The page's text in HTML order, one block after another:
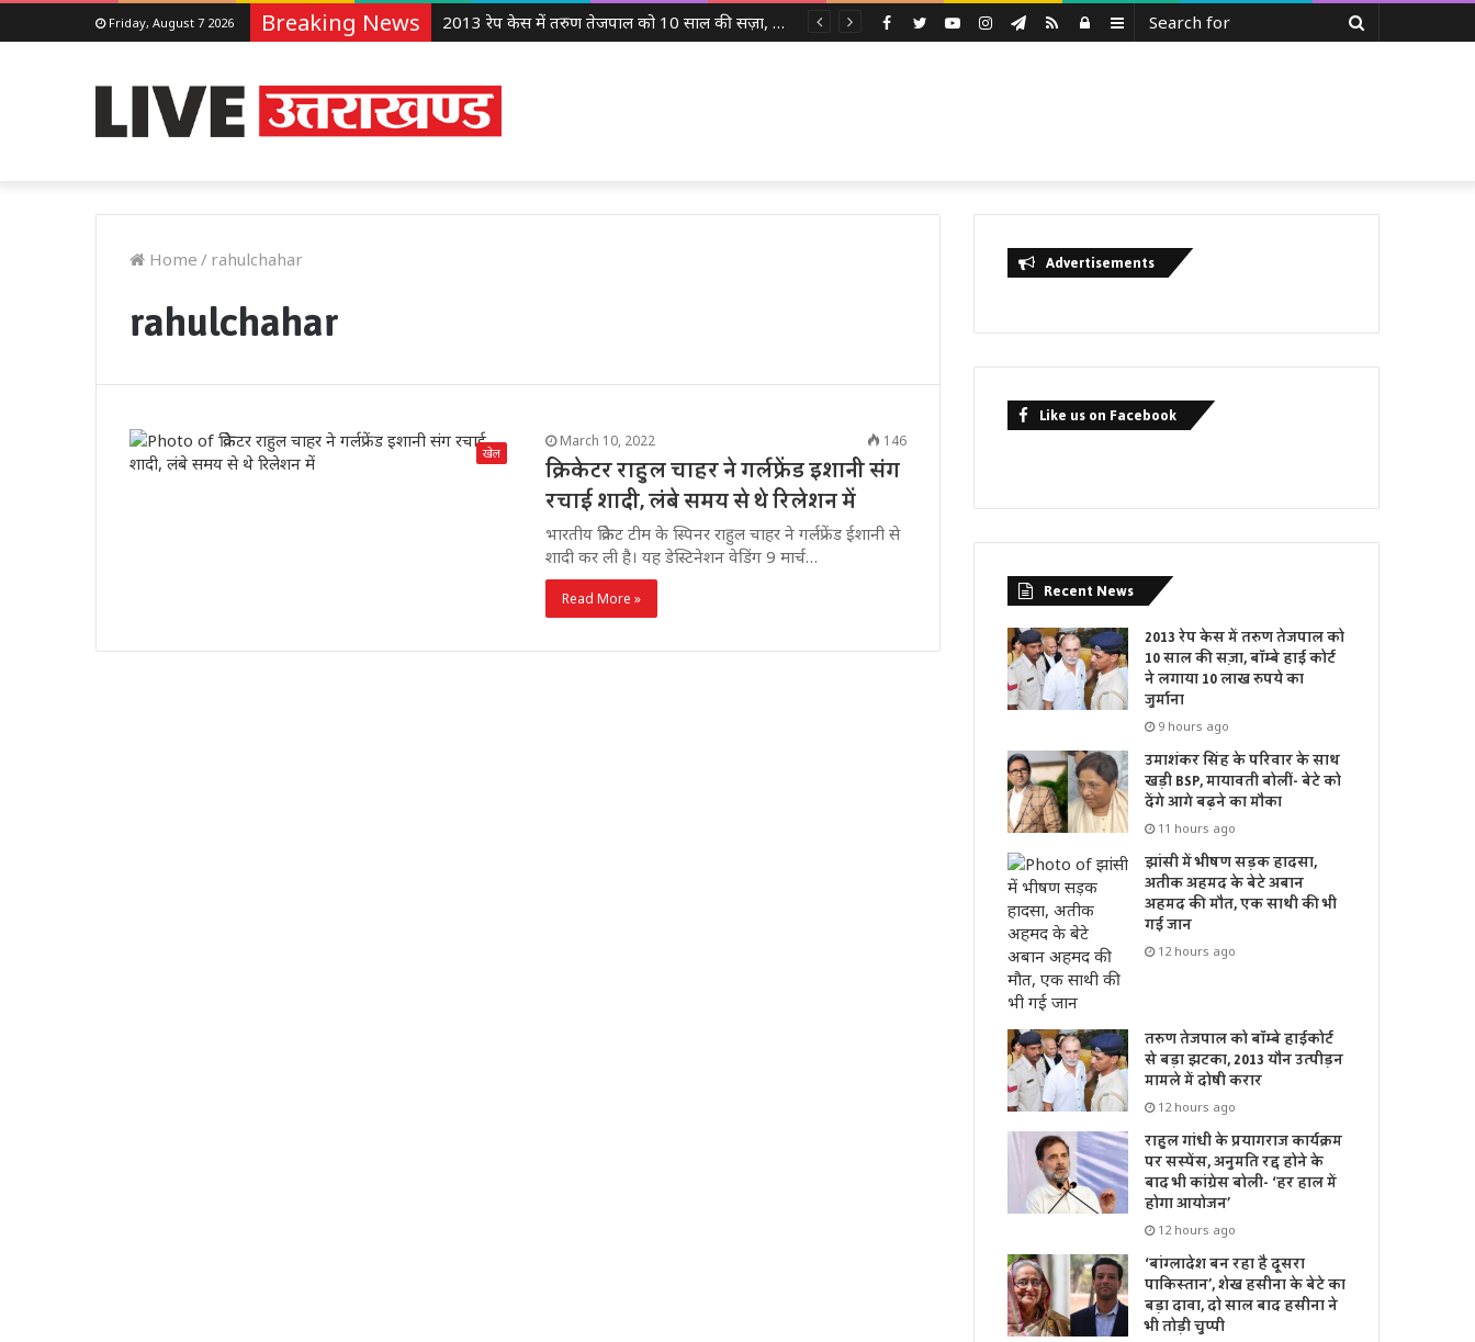
Friday, August 7 2026 Breaking News 2013 रेप केस में तरुण तेजपाल को 10 साल की सज़ा, बॉम्बे हाई कोर्ट ने लगाया 10 लाख रुपये का जुर्माना Sidebar
Log
RSS
Telegram
Instagram
YouTube
Twitter
Facebook
Home / rahulchahar
rahulchahar
खेल
March 10, 2022 146
क्रिकेटर राहुल चाहर ने गर्लफ्रेंड इशानी संग
रचाई शादी, लंबे समय से थे रिलेशन में
भारतीय क्रिकेट टीम के स्पिनर राहुल चाहर ने गर्लफ्रेंड ईशानी से
शादी कर ली है। यह डेस्टिनेशन वेडिंग 9 मार्च…
Read More »
Advertisements
Like us on Facebook
Recent News
2013 रेप केस में तरुण तेजपाल को
10 साल की सज़ा, बॉम्बे हाई कोर्ट
ने लगाया 10 लाख रुपये का
जुर्माना
9 hours ago
उमाशंकर सिंह के परिवार के साथ
खड़ी BSP, मायावती बोलीं- बेटे को
देंगे आगे बढ़ने का मौका
11 hours ago
झांसी में भीषण सड़क हादसा,
अतीक अहमद के बेटे अबान
अहमद की मौत, एक साथी की भी
गई जान
12 hours ago
तरुण तेजपाल को बॉम्बे हाईकोर्ट
से बड़ा झटका, 2013 यौन उत्पीड़न
मामले में दोषी करार
12 hours ago
राहुल गांधी के प्रयागराज कार्यक्रम
पर सस्पेंस, अनुमति रद्द होने के
बाद भी कांग्रेस बोली- ‘हर हाल में
होगा आयोजन’
12 hours ago
‘बांग्लादेश बन रहा है दूसरा
पाकिस्तान’, शेख हसीना के बेटे का
बड़ा दावा, दो साल बाद हसीना ने
भी तोड़ी चुप्पी